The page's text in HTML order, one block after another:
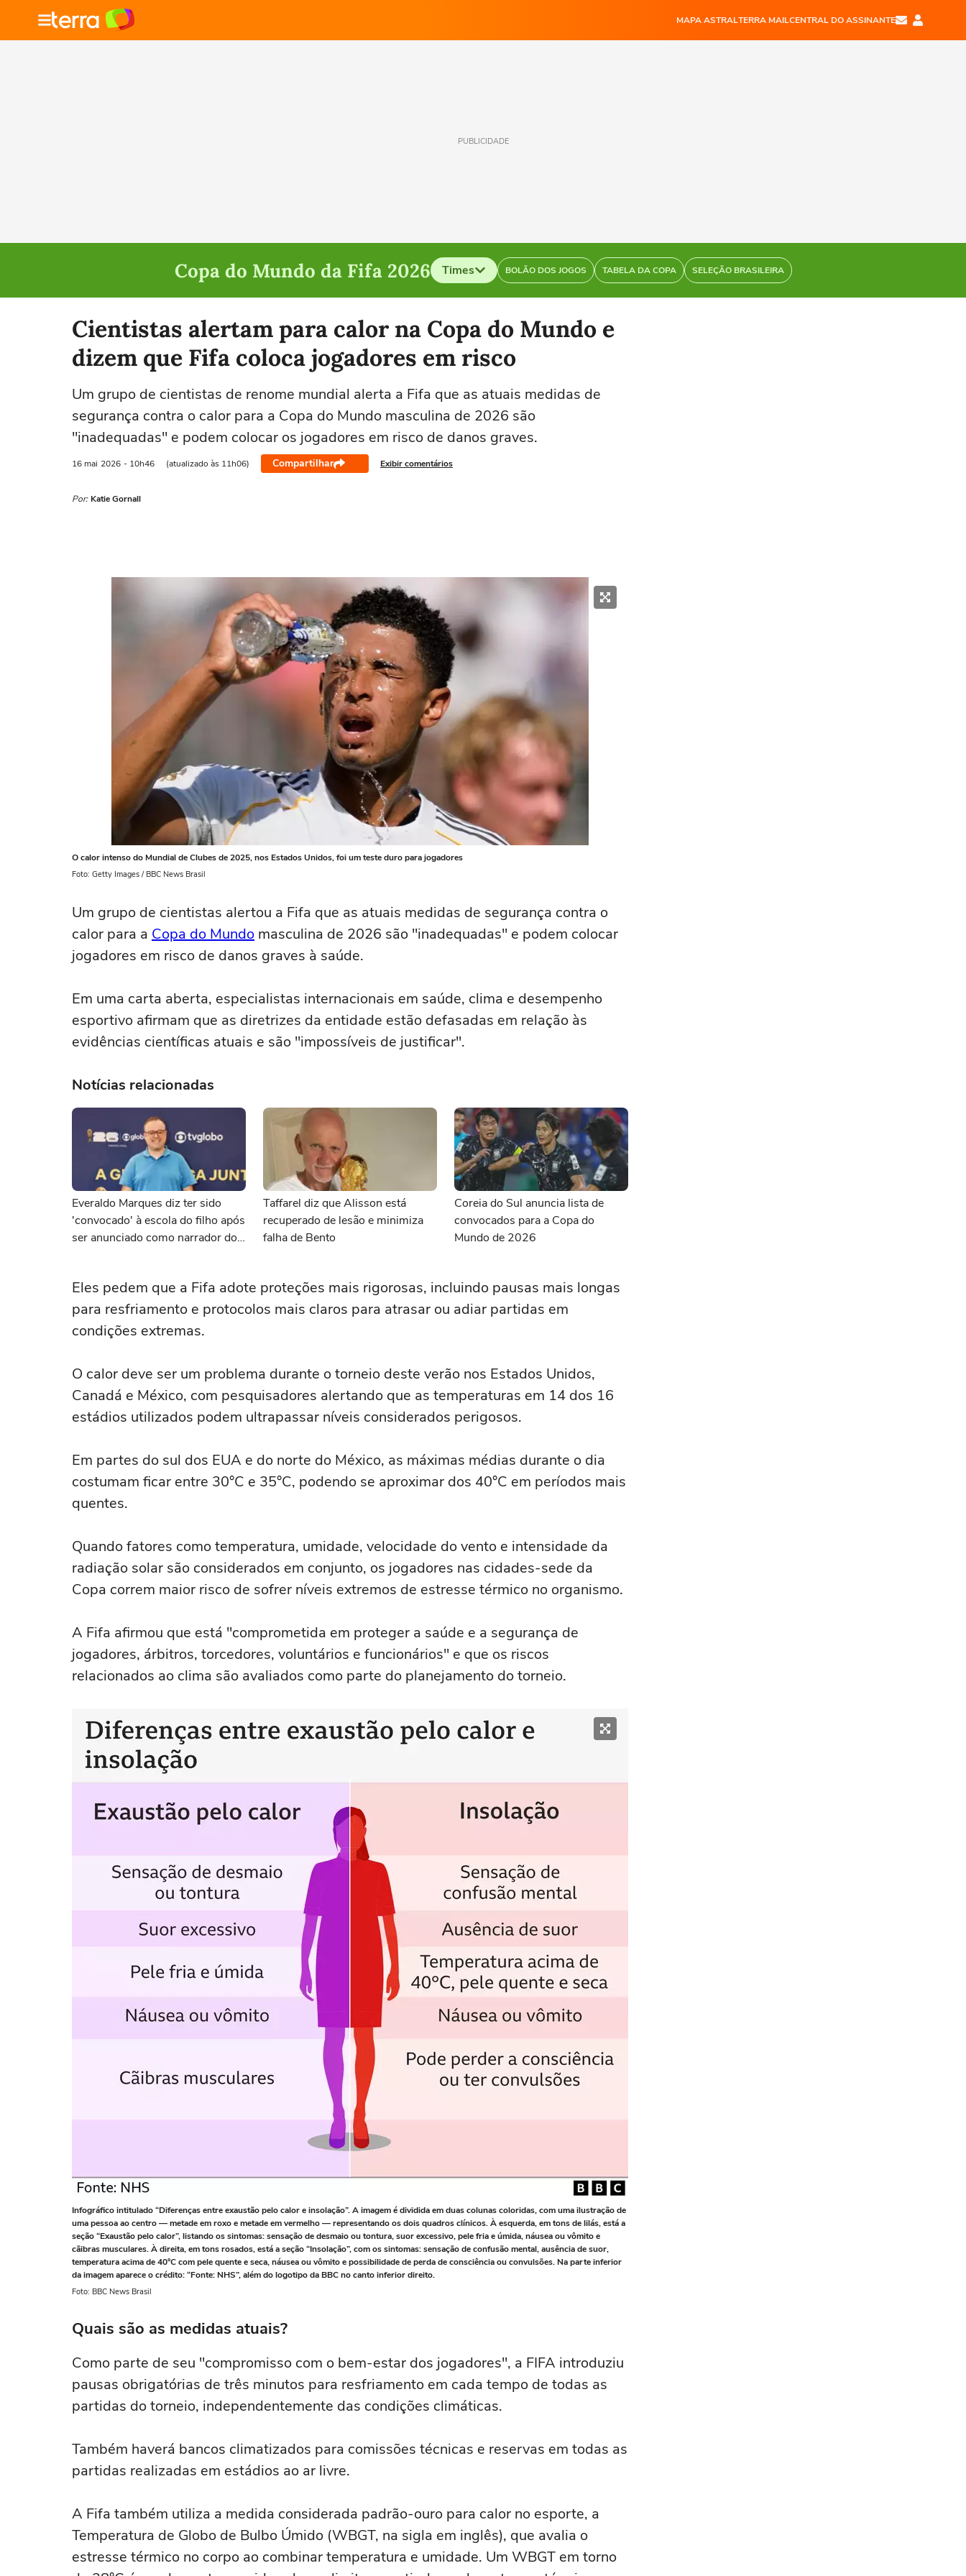
MAPA ASTRALTERRA MAILCENTRAL DO ASSINANTE
PUBLICIDADE
Copa do Mundo da Fifa 2026 Times BOLÃO DOS JOGOS TABELA DA COPA SELEÇÃO BRASILEIRA
Selecione o time para ver as notícias
Cientistas alertam para calor na Copa do Mundo e
dizem que Fifa coloca jogadores em risco
Um grupo de cientistas de renome mundial alerta a Fifa que as atuais medidas de
segurança contra o calor para a Copa do Mundo masculina de 2026 são
"inadequadas" e podem colocar os jogadores em risco de danos graves.
16 mai 2026 - 10h46 (atualizado às 11h06) Compartilhar Exibir comentários
Por: Katie Gornall
O calor intenso do Mundial de Clubes de 2025, nos Estados Unidos, foi um teste duro para jogadores
Foto: Getty Images / BBC News Brasil
Um grupo de cientistas alertou a Fifa que as atuais medidas de segurança contra o
calor para a Copa do Mundo masculina de 2026 são "inadequadas" e podem colocar
jogadores em risco de danos graves à saúde.
Em uma carta aberta, especialistas internacionais em saúde, clima e desempenho
esportivo afirmam que as diretrizes da entidade estão defasadas em relação às
evidências científicas atuais e são "impossíveis de justificar".
Notícias relacionadas
Everaldo Marques diz ter sido
'convocado' à escola do filho após
ser anunciado como narrador dos
Taffarel diz que Alisson está
recuperado de lesão e minimiza
falha de Bento
Coreia do Sul anuncia lista de
convocados para a Copa do
Mundo de 2026
Eles pedem que a Fifa adote proteções mais rigorosas, incluindo pausas mais longas
para resfriamento e protocolos mais claros para atrasar ou adiar partidas em
condições extremas.
O calor deve ser um problema durante o torneio deste verão nos Estados Unidos,
Canadá e México, com pesquisadores alertando que as temperaturas em 14 dos 16
estádios utilizados podem ultrapassar níveis considerados perigosos.
Em partes do sul dos EUA e do norte do México, as máximas médias durante o dia
costumam ficar entre 30°C e 35°C, podendo se aproximar dos 40°C em períodos mais
quentes.
Quando fatores como temperatura, umidade, velocidade do vento e intensidade da
radiação solar são considerados em conjunto, os jogadores nas cidades-sede da
Copa correm maior risco de sofrer níveis extremos de estresse térmico no organismo.
A Fifa afirmou que está "comprometida em proteger a saúde e a segurança de
jogadores, árbitros, torcedores, voluntários e funcionários" e que os riscos
relacionados ao clima são avaliados como parte do planejamento do torneio.
Infográfico intitulado “Diferenças entre exaustão pelo calor e insolação”. A imagem é dividida em duas colunas coloridas, com uma ilustração de
uma pessoa ao centro — metade em roxo e metade em vermelho — representando os dois quadros clínicos. À esquerda, em tons de lilás, está a
seção “Exaustão pelo calor”, listando os sintomas: sensação de desmaio ou tontura, suor excessivo, pele fria e úmida, náusea ou vômito e
cãibras musculares. À direita, em tons rosados, está a seção “Insolação”, com os sintomas: sensação de confusão mental, ausência de suor,
temperatura acima de 40°C com pele quente e seca, náusea ou vômito e possibilidade de perda de consciência ou convulsões. Na parte inferior
da imagem aparece o crédito: “Fonte: NHS”, além do logotipo da BBC no canto inferior direito.
Foto: BBC News Brasil
Quais são as medidas atuais?
Como parte de seu "compromisso com o bem-estar dos jogadores", a FIFA introduziu
pausas obrigatórias de três minutos para resfriamento em cada tempo de todas as
partidas do torneio, independentemente das condições climáticas.
Também haverá bancos climatizados para comissões técnicas e reservas em todas as
partidas realizadas em estádios ao ar livre.
A Fifa também utiliza a medida considerada padrão-ouro para calor no esporte, a
Temperatura de Globo de Bulbo Úmido (WBGT, na sigla em inglês), que avalia o
estresse térmico no corpo ao combinar temperatura e umidade. Um WBGT em torno